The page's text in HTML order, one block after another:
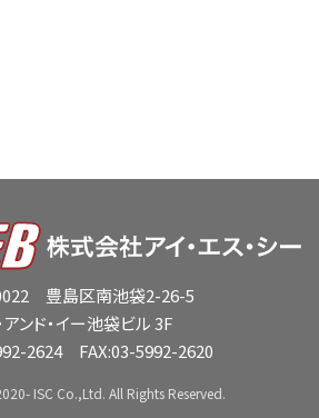
豊島区南池袋2-26-5
アンド・イー池袋ビル 3F
2624FAX:03-5992-2620
ISC Co.,Ltd. All Rights Reserved.